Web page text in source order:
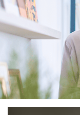
国の機関も
た者が法令
する必要が
により当該
上記２．の
だ企業に、
託・提供す
供先企業に
委託・提供
が、これら